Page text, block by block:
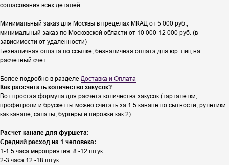
согласования всех деталей
Минимальный заказ для Москвы в пределах МКАД от 5 000 руб.,
минимальный заказ по Московской области от 10 000-12 000 руб. (в
зависимости от удаленности)
Безналичная оплата по ссылке, безналичная оплата для юр. лиц на
расчетный счет
Более подробно в разделе Доставка и Оплата
Как рассчитать количество закусок?
Вот простая формула для расчета количества закусок (тарталетки,
профитроли и брускетты можно считать за 1.5 канапе по сытности, рулетики
как канапе, салаты, бургеры и пирожки как 2)
Расчет канапе для фуршета:
Средний расход на 1 человека:
1-1.5 часа мероприятия: 8 -12 штук
2-3 часа:12 -18 штук